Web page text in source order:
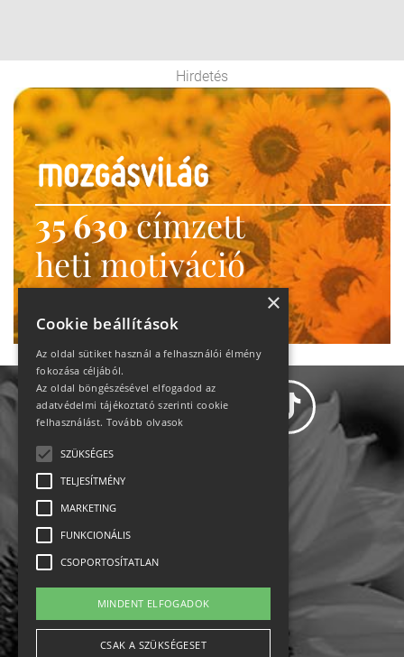
Hirdetés
35 630címzett
heti motiváció
Ne maradj le!
Impresszum-kapcsolat
Jogi nyilatkozat
Rólunk
×
Cookie beállítások
Az oldal sütiket használ a felhasználói élmény
fokozása céljából.
Az oldal böngészésével elfogadod az
adatvédelmi tájékoztató szerinti cookie
felhasználást. Tovább olvasok
SZÜKSÉGES
TELJESÍTMÉNY
MARKETING
FUNKCIONÁLIS
CSOPORTOSÍTATLAN
MINDENT ELFOGADOK
CSAK A SZÜKSÉGESET